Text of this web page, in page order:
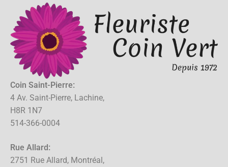
Coin Saint-Pierre:
4 Av. Saint-Pierre, Lachine,
H8R 1N7
514-366-0004
Rue Allard:
2751 Rue Allard, Montréal,